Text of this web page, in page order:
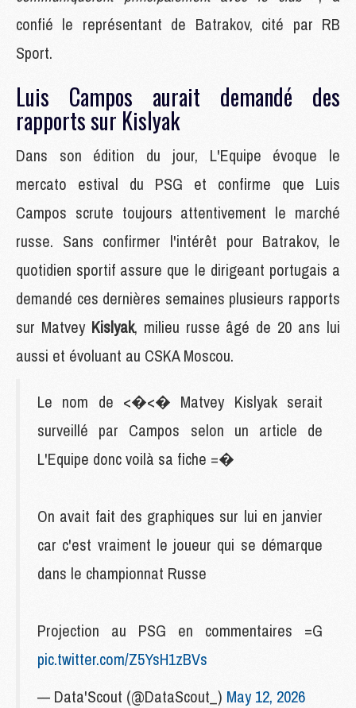
confié le représentant de Batrakov, cité par RB
Sport.
Luis Campos aurait demandé des
rapports sur Kislyak
Dans son édition du jour, L'Equipe évoque le
mercato estival du PSG et confirme que Luis
Campos scrute toujours attentivement le marché
russe. Sans confirmer l'intérêt pour Batrakov, le
quotidien sportif assure que le dirigeant portugais a
demandé ces dernières semaines plusieurs rapports
sur Matvey Kislyak, milieu russe âgé de 20 ans lui
aussi et évoluant au CSKA Moscou.
Le nom de <�<� Matvey Kislyak serait
surveillé par Campos selon un article de
L'Equipe donc voilà sa fiche =�
On avait fait des graphiques sur lui en janvier
car c'est vraiment le joueur qui se démarque
dans le championnat Russe
Projection au PSG en commentaires =G
pic.twitter.com/Z5YsH1zBVs
— Data'Scout (@DataScout_) May 12, 2026